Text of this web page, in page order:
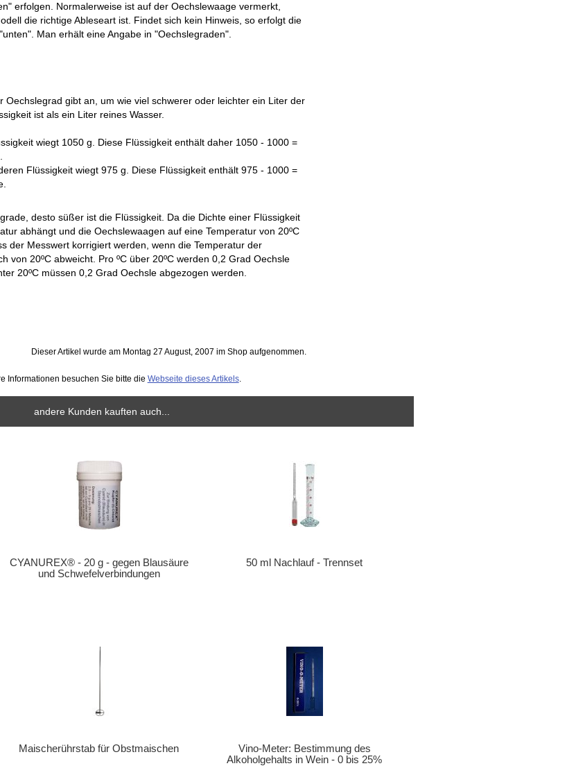
erfolgen. Normalerweise ist auf der Oechslewaage vermerkt,
die richtige Ableseart ist. Findet sich kein Hinweis, so erfolgt die
Man erhält eine Angabe in "Oechslegraden".
Oechslegrad gibt an, um wie viel schwerer oder leichter ein Liter der
ist als ein Liter reines Wasser.
wiegt 1050 g. Diese Flüssigkeit enthält daher 1050 - 1000 =
Flüssigkeit wiegt 975 g. Diese Flüssigkeit enthält 975 - 1000 =
desto süßer ist die Flüssigkeit. Da die Dichte einer Flüssigkeit
abhängt und die Oechslewaagen auf eine Temperatur von 20ºC
der Messwert korrigiert werden, wenn die Temperatur der
von 20ºC abweicht. Pro ºC über 20ºC werden 0,2 Grad Oechsle
20ºC müssen 0,2 Grad Oechsle abgezogen werden.
Dieser Artikel wurde am Montag 27 August, 2007 im Shop aufgenommen.
Informationen besuchen Sie bitte die Webseite dieses Artikels.
andere Kunden kauften auch...
CYANUREX® - 20 g - gegen Blausäure
und Schwefelverbindungen
50 ml Nachlauf - Trennset
Maischerührstab für Obstmaischen
Vino-Meter: Bestimmung des
Alkoholgehalts in Wein - 0 bis 25%